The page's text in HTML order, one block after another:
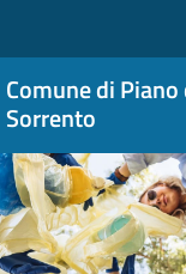
Comune di Piano
Sorrento